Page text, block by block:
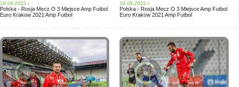
19.09.2021 r
Polska - Rosja Mecz O 3 Miejsce Amp Futbol
Euro Krakow 2021 Amp Futbol
19.09.2021 r
Polska - Rosja Mecz O 3 Miejsce Amp Futbol
Euro Krakow 2021 Amp Futbol